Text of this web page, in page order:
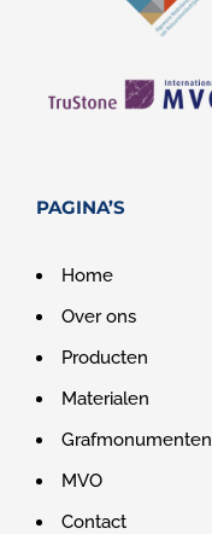
PAGINA’S
Home
Over ons
Producten
Materialen
Grafmonumenten
MVO
Contact